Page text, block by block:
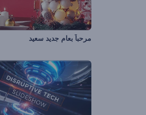
مرحباً بعام جديد سعيد